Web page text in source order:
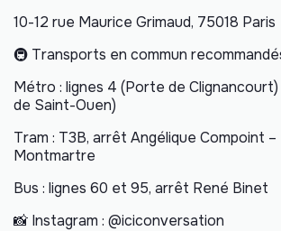
10-12 rue Maurice Grimaud, 75018 Paris
🚇 Transports en commun
Métro : lignes 4 (Porte de
de Saint-Ouen)
Tram : T3B, arrêt Angélique Compoint
Montmartre
Bus : lignes 60 et 95, arrêt René Binet
📸 Instagram : @iciconversation